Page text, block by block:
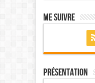
Me suivre
Présentation